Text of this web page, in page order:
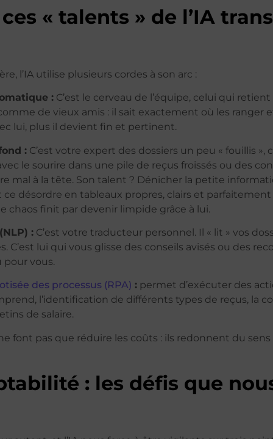
« talents » de l’IA
l’IA utilise plusieurs cordes à son arc :
: C’est le cerveau de l’équipe, celui qui
de vieux amis : il sait exactement où les ranger
lui, plus il devient fin et pertinent.
: C’est votre expert des dossiers un peu « fouillis
le sourire dans une pile de reçus froissés ou des
mal à la tête. Son talent ? Dénicher la petite
désordre en tableaux propres, clairs et parfaitement
chaos finit par devenir limpide grâce à lui.
: C’est votre traducteur personnel. Il « lit » vos
C’est lui qui vous glisse des conseils avisés ou des
pour vous.
des processus (RPA) : permet d’exécuter des
l’identification de différents types de reçus, la
de salaire.
font pas que réduire les coûts : ils redonnent du
: les défis que